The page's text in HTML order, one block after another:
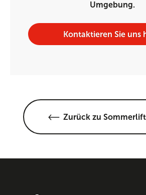
Umgebung.
Kontaktieren Sie uns
Zurück zu